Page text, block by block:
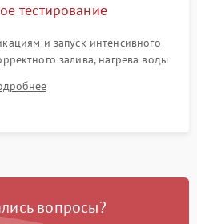
тестирование
и запуск интенсивного
залива, нагрева воды
посторонних шумов,
сухости в поддоне.
вопросы?